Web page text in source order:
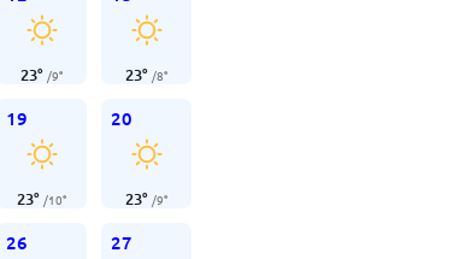
23° /9° 23° /8°
19
23° /10°
20
23° /9°
26 27